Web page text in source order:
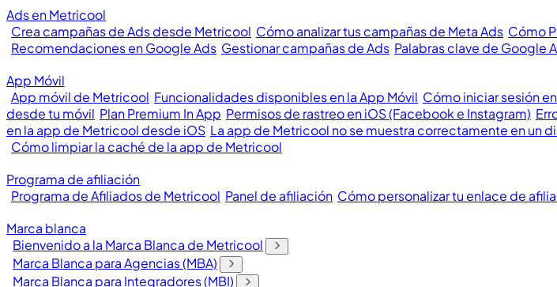
Ads en Metricool
Crea campañas de Ads desde Metricool Cómo analizar tus campañas de Meta Ads Cómo
Recomendaciones en Google Ads Gestionar campañas de Ads Palabras clave de Google
App Móvil
App móvil de Metricool Funcionalidades disponibles en la App Móvil Cómo iniciar sesión
desde tu móvil Plan Premium In App Permisos de rastreo en iOS (Facebook e Instagram)
en la app de Metricool desde iOS La app de Metricool no se muestra correctamente en un
Cómo limpiar la caché de la app de Metricool
Programa de afiliación
Programa de Afiliados de Metricool Panel de afiliación Cómo personalizar tu enlace de
Marca blanca
Bienvenido a la Marca Blanca de Metricool
Marca Blanca para Agencias (MBA)
Marca Blanca para Integradores (MBI)